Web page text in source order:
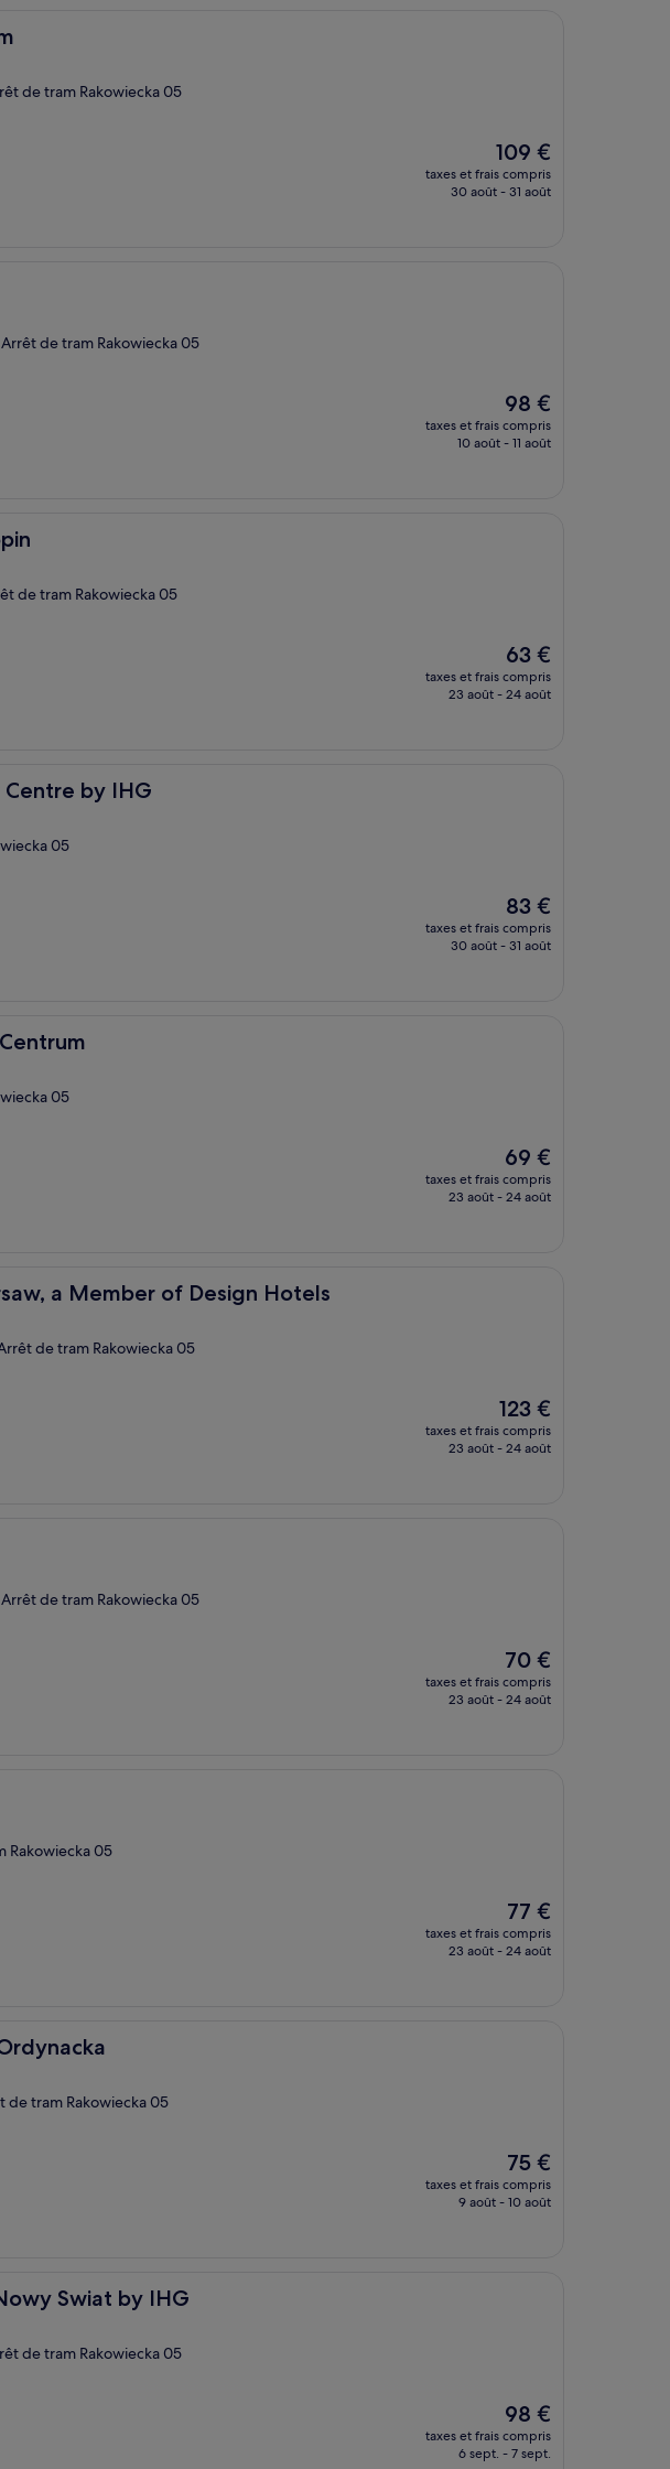
de tram Rakowiecka 05
Le
nouveau
prix
109 €
taxes et frais compris
30 août - 31 août
de tram Rakowiecka 05
Le
nouveau
prix
98 €
taxes et frais compris
10 août - 11 août
de tram Rakowiecka 05
Le
nouveau
prix
63 €
taxes et frais compris
23 août - 24 août
by IHG
IHG
05
Le
nouveau
prix
83 €
taxes et frais compris
30 août - 31 août
05
Le
nouveau
prix
69 €
taxes et frais compris
23 août - 24 août
a Member of Design Hotels
of Design Hotels
de tram Rakowiecka 05
Le
nouveau
prix
123 €
taxes et frais compris
23 août - 24 août
de tram Rakowiecka 05
Le
nouveau
prix
70 €
taxes et frais compris
23 août - 24 août
Rakowiecka 05
Le
nouveau
prix
77 €
taxes et frais compris
23 août - 24 août
de tram Rakowiecka 05
Le
nouveau
prix
75 €
taxes et frais compris
9 août - 10 août
Swiat by IHG
by IHG
de tram Rakowiecka 05
Le
nouveau
prix
98 €
taxes et frais compris
6 sept. - 7 sept.